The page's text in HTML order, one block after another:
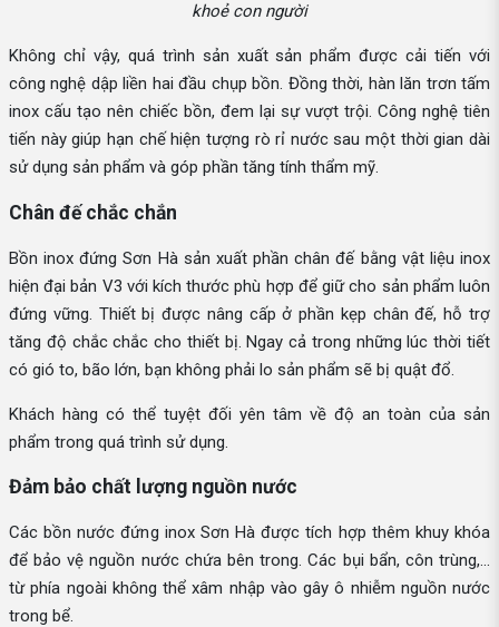
khoẻ con người
Không chỉ vậy, quá trình sản xuất sản phẩm được cải tiến với
công nghệ dập liền hai đầu chụp bồn. Đồng thời, hàn lăn trơn tấm
inox cấu tạo nên chiếc bồn, đem lại sự vượt trội. Công nghệ tiên
tiến này giúp hạn chế hiện tượng rò rỉ nước sau một thời gian dài
sử dụng sản phẩm và góp phần tăng tính thẩm mỹ.
Chân đế chắc chắn
Bồn inox đứng Sơn Hà sản xuất phần chân đế bằng vật liệu inox
hiện đại bản V3 với kích thước phù hợp để giữ cho sản phẩm luôn
đứng vững. Thiết bị được nâng cấp ở phần kẹp chân đế, hỗ trợ
tăng độ chắc chắc cho thiết bị. Ngay cả trong những lúc thời tiết
có gió to, bão lớn, bạn không phải lo sản phẩm sẽ bị quật đổ.
Khách hàng có thể tuyệt đối yên tâm về độ an toàn của sản
phẩm trong quá trình sử dụng.
Đảm bảo chất lượng nguồn nước
Các bồn nước đứng inox Sơn Hà được tích hợp thêm khuy khóa
để bảo vệ nguồn nước chứa bên trong. Các bụi bẩn, côn trùng,...
từ phía ngoài không thể xâm nhập vào gây ô nhiễm nguồn nước
trong bể.